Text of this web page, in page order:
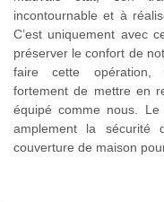
incontournable et à
C’est uniquement avec
préserver le confort de
faire cette opération,
fortement de mettre en
équipé comme nous.
amplement la sécurité
couverture de maison